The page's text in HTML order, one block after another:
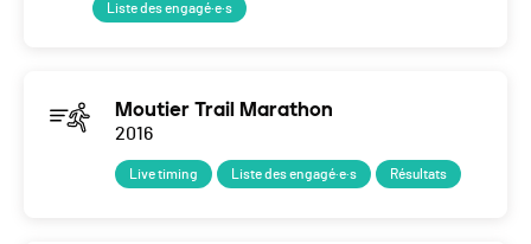
Liste des engagé·e·s
Moutier Trail Marathon
2016
Live timing Liste des engagé·e·s Résultats